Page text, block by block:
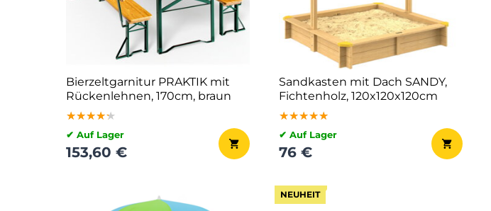
Bierzeltgarnitur PRAKTIK mit
Rückenlehnen, 170cm, braun
★★★★★
★★★★★
★★★★★
✔ Auf Lager
153,60 €
Sandkasten mit Dach SANDY,
Fichtenholz, 120x120x120cm
★★★★★
★★★★★
★★★★★
✔ Auf Lager
76 €
NEUHEIT